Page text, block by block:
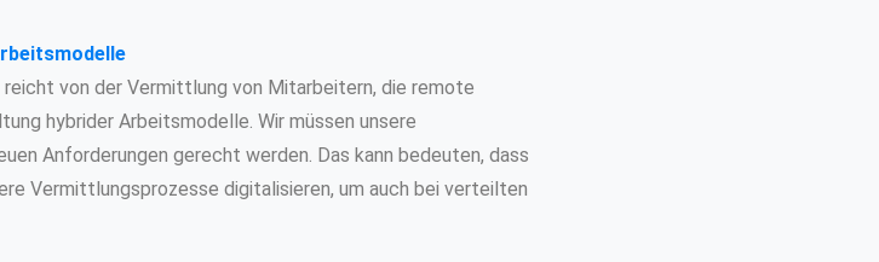
von der Vermittlung von Mitarbeitern, die remote
hybrider Arbeitsmodelle. Wir müssen unsere
Anforderungen gerecht werden. Das kann bedeuten, dass
Vermittlungsprozesse digitalisieren, um auch bei verteilten